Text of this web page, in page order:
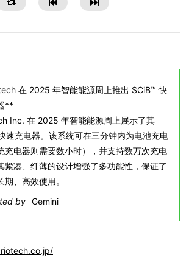
在 2025 年智能能源周上推出 SCiB™ 快
**
Inc. 在 2025 年智能能源周上展示了其
速充电器。该系统可在三分钟内为电池充电
充电器则需要数小时），并支持数万次充电
紧凑、纤薄的设计增强了多功能性，保证了
期、高效使用。
by Gemini